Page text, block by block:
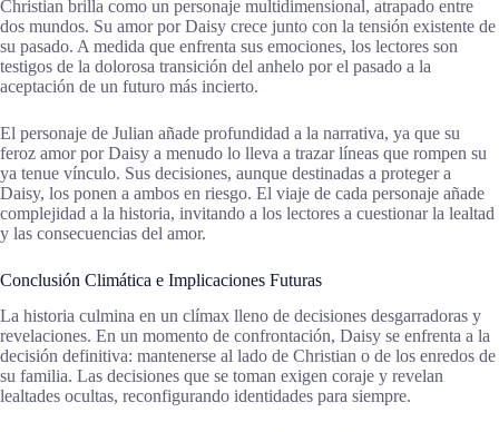
Christian brilla como un personaje multidimensional, atrapado entre
dos mundos. Su amor por Daisy crece junto con la tensión existente de
su pasado. A medida que enfrenta sus emociones, los lectores son
testigos de la dolorosa transición del anhelo por el pasado a la
aceptación de un futuro más incierto.
El personaje de Julian añade profundidad a la narrativa, ya que su
feroz amor por Daisy a menudo lo lleva a trazar líneas que rompen su
ya tenue vínculo. Sus decisiones, aunque destinadas a proteger a
Daisy, los ponen a ambos en riesgo. El viaje de cada personaje añade
complejidad a la historia, invitando a los lectores a cuestionar la lealtad
y las consecuencias del amor.
Conclusión Climática e Implicaciones Futuras
La historia culmina en un clímax lleno de decisiones desgarradoras y
revelaciones. En un momento de confrontación, Daisy se enfrenta a la
decisión definitiva: mantenerse al lado de Christian o de los enredos de
su familia. Las decisiones que se toman exigen coraje y revelan
lealtades ocultas, reconfigurando identidades para siempre.